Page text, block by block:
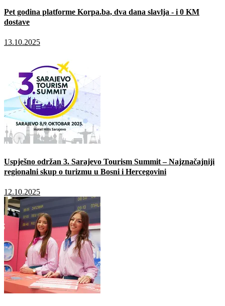
Pet godina platforme Korpa.ba, dva dana slavlja - i 0 KM
dostave
13.10.2025
Uspješno održan 3. Sarajevo Tourism Summit – Najznačajniji
regionalni skup o turizmu u Bosni i Hercegovini
12.10.2025